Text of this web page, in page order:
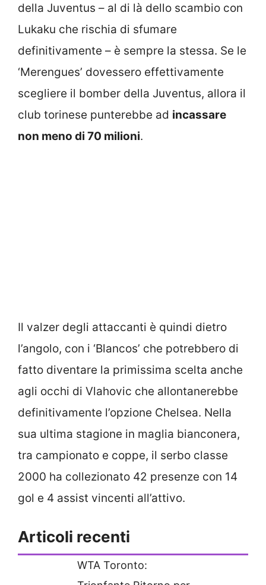
della Juventus – al di là dello scambio con
Lukaku che rischia di sfumare
definitivamente – è sempre la stessa. Se le
‘Merengues’ dovessero effettivamente
scegliere il bomber della Juventus, allora il
club torinese punterebbe ad incassare
non meno di 70 milioni.
Il valzer degli attaccanti è quindi dietro
l’angolo, con i ‘Blancos’ che potrebbero di
fatto diventare la primissima scelta anche
agli occhi di Vlahovic che allontanerebbe
definitivamente l’opzione Chelsea. Nella
sua ultima stagione in maglia bianconera,
tra campionato e coppe, il serbo classe
2000 ha collezionato 42 presenze con 14
gol e 4 assist vincenti all’attivo.
Articoli recenti
WTA Toronto: